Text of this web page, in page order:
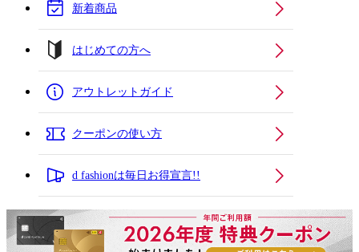
新着商品
はじめての方へ
アウトレットガイド
クーポンの使い方
d fashionは毎日お得宣言!!